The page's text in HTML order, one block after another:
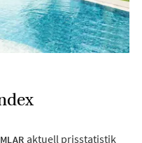
aktuell prisstatistik